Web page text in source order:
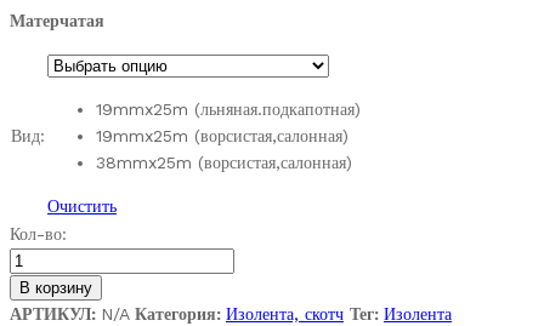
–
900 ₽
Матерчатая
Вид:
19mmx25m (льняная.подкапотная)
19mmx25m (ворсистая,салонная)
38mmx25m (ворсистая,салонная)
Очистить
Изолента
TESA
матерчатая
quantity
Кол-во:
В корзину
АРТИКУЛ: N/A Категория: Изолента, скотч Тег: Изолента